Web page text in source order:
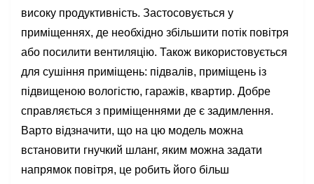
високу продуктивність. Застосовується у
приміщеннях, де необхідно збільшити потік повітря
або посилити вентиляцію. Також використовується
для сушіння приміщень: підвалів, приміщень із
підвищеною вологістю, гаражів, квартир. Добре
справляється з приміщеннями де є задимлення.
Варто відзначити, що на цю модель можна
встановити гнучкий шланг, яким можна задати
напрямок повітря, це робить його більш